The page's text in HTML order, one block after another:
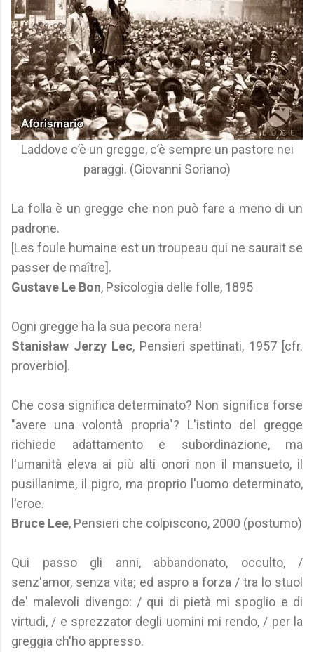
Laddove c’è un gregge, c’è sempre un pastore nei
paraggi. (Giovanni Soriano)
La folla è un gregge che non può fare a meno di un
padrone.
[Les foule humaine est un troupeau qui ne saurait se
passer de maître].
Gustave Le Bon, Psicologia delle folle, 1895
Ogni gregge ha la sua pecora nera!
Stanisław Jerzy Lec, Pensieri spettinati, 1957 [cfr.
proverbio].
Che cosa significa determinato? Non significa forse
"avere una volontà propria"? L'istinto del gregge
richiede adattamento e subordinazione, ma
l'umanità eleva ai più alti onori non il mansueto, il
pusillanime, il pigro, ma proprio l'uomo determinato,
l'eroe.
Bruce Lee, Pensieri che colpiscono, 2000 (postumo)
Qui passo gli anni, abbandonato, occulto, /
senz'amor, senza vita; ed aspro a forza / tra lo stuol
de' malevoli divengo: / qui di pietà mi spoglio e di
virtudi, / e sprezzator degli uomini mi rendo, / per la
greggia ch'ho appresso.